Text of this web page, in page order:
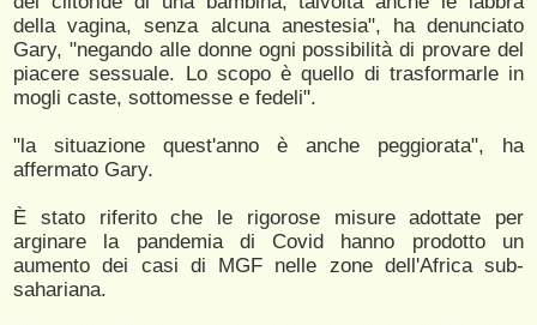
della vagina, senza alcuna anestesia", ha denunciato
Gary, "negando alle donne ogni possibilità di provare del
piacere sessuale. Lo scopo è quello di trasformarle in
mogli caste, sottomesse e fedeli".
"la situazione quest'anno è anche peggiorata", ha
affermato Gary.
È stato riferito che le rigorose misure adottate per
arginare la pandemia di Covid hanno prodotto un
aumento dei casi di MGF nelle zone dell'Africa sub-
sahariana.